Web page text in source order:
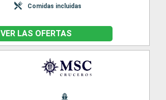
Comidas incluidas
VER LAS OFERTAS